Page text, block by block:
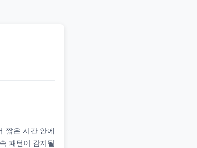
짧은 시간 안에
패턴이 감지될